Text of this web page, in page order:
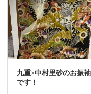
九重×中村里砂のお振袖
です！